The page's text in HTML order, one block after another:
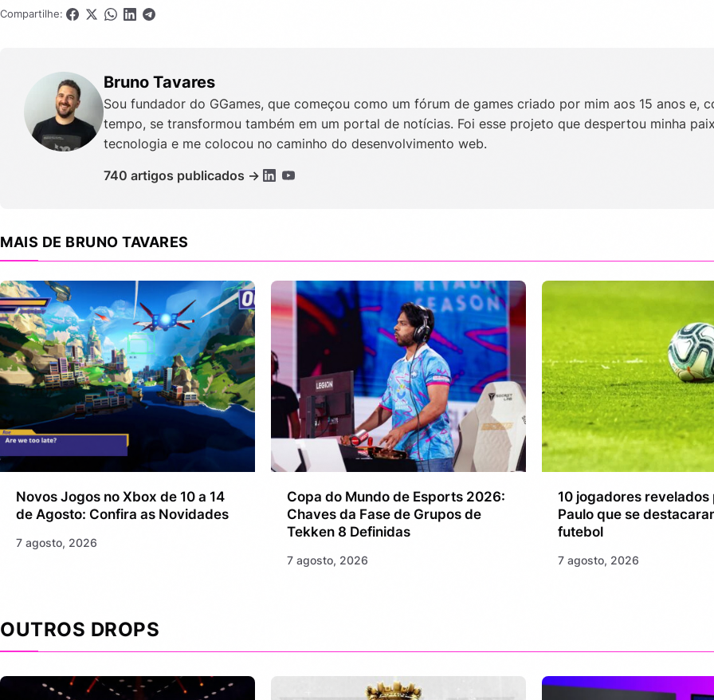
Compartilhe:
Bruno Tavares
Sou fundador do GGames, que começou como um fórum de games criado por mim aos 15 anos e,
tempo, se transformou também em um portal de notícias. Foi esse projeto que despertou minha
tecnologia e me colocou no caminho do desenvolvimento web.
740 artigos publicados →
MAIS DE BRUNO TAVARES
Novos Jogos no Xbox de 10 a 14
de Agosto: Confira as Novidades
7 agosto, 2026
Copa do Mundo de Esports 2026:
Chaves da Fase de Grupos de
Tekken 8 Definidas
7 agosto, 2026
10 jogadores revelados
Paulo que se
futebol
7 agosto, 2026
OUTROS DROPS